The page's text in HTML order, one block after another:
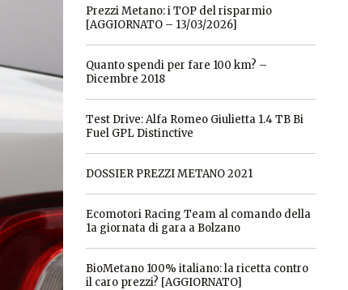
Prezzi Metano: i TOP del risparmio
[AGGIORNATO – 13/03/2026]
Quanto spendi per fare 100 km? –
Dicembre 2018
Test Drive: Alfa Romeo Giulietta 1.4 TB Bi
Fuel GPL Distinctive
DOSSIER PREZZI METANO 2021
Ecomotori Racing Team al comando della
1a giornata di gara a Bolzano
BioMetano 100% italiano: la ricetta contro
il caro prezzi? [AGGIORNATO]